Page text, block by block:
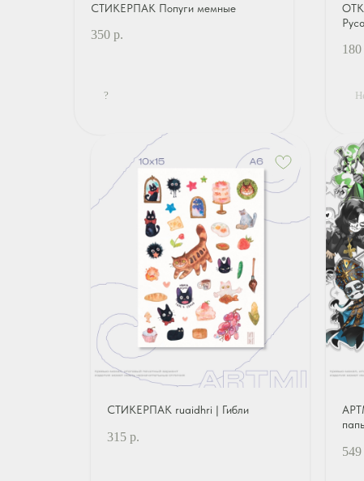
СТИКЕРПАК Попуги мемные
350 р.
?
180
СТИКЕРПАК ruaidhri | Гибли
315 р.
549